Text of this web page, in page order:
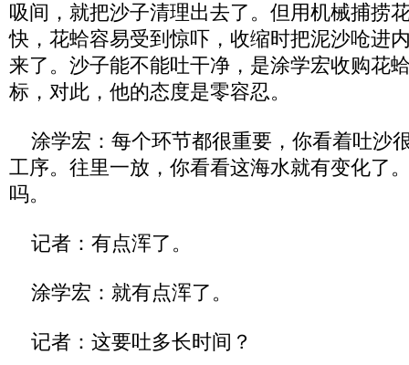
吸间，就把沙子清理出去了。但用机械捕捞
快，花蛤容易受到惊吓，收缩时把泥沙呛进
来了。沙子能不能吐干净，是涂学宏收购花
标，对此，他的态度是零容忍。
涂学宏：每个环节都很重要，你看着吐沙
工序。往里一放，你看看这海水就有变化了
吗。
记者：有点浑了。
涂学宏：就有点浑了。
记者：这要吐多长时间？